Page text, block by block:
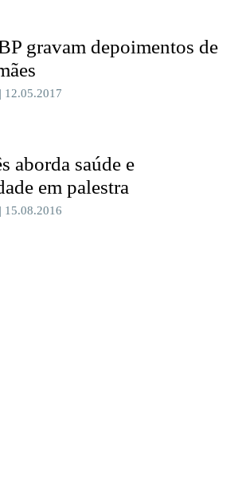
gravam depoimentos de
12.05.2017
aborda saúde e
em palestra
15.08.2016